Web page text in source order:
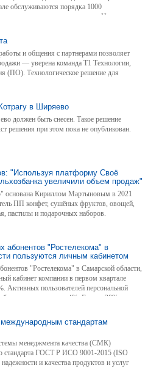
обслуживаются порядка 1000
комплекса. Но
и общения с партнерами позволяет
— уверена команда Т1 Технологии,
(ПО). Технологическое решение для
ходе встречи резидентов инновационного
в Ширяево
должен быть снесен. Такое решение
решения при этом пока не опубликован.
"Используя платформу Своё
увеличили объем продаж"
основана Кириллом Мартыновым в 2021
ПП конфет, сушёных фруктов, овощей,
пастилы и подарочных наборов.
абонентов "Ростелекома" в
пользуются личным кабинетом
"Ростелекома" в Самарской области,
кабинет компании в первом квартале
Активных пользователей персональной
больше в среднем на 4%. Еще на 20%
а также Нефтегорского и
стандартам
менеджмента качества (СМК)
стандарта ГОСТ P ИСО 9001-2015 (ISO
и качества продуктов и услуг